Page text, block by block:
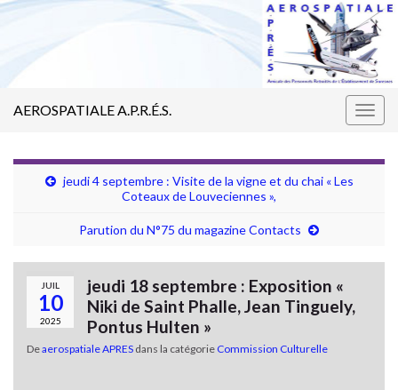
AEROSPATIALE A.P.R.É.S.
jeudi 4 septembre : Visite de la vigne et du chai « Les
Coteaux de Louveciennes »,
Parution du N°75 du magazine Contacts
JUIL
10
2025
jeudi 18 septembre : Exposition «
Niki de Saint Phalle, Jean Tinguely,
Pontus Hulten »
Deaerospatiale APRES dans la catégorie Commission Culturelle